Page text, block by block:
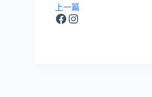
上一篇
Facebook
Instagram